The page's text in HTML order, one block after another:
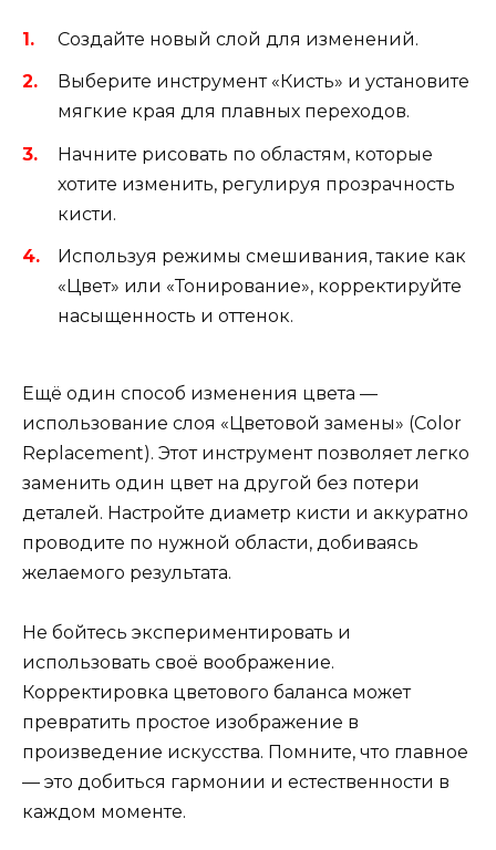
Создайте новый слой для изменений.
Выберите инструмент «Кисть» и установите
мягкие края для плавных переходов.
Начните рисовать по областям, которые
хотите изменить, регулируя прозрачность
кисти.
Используя режимы смешивания, такие как
«Цвет» или «Тонирование», корректируйте
насыщенность и оттенок.
Ещё один способ изменения цвета —
использование слоя «Цветовой замены» (Color
Replacement). Этот инструмент позволяет легко
заменить один цвет на другой без потери
деталей. Настройте диаметр кисти и аккуратно
проводите по нужной области, добиваясь
желаемого результата.
Не бойтесь экспериментировать и
использовать своё воображение.
Корректировка цветового баланса может
превратить простое изображение в
произведение искусства. Помните, что главное
— это добиться гармонии и естественности в
каждом моменте.